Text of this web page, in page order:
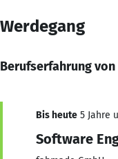
Werdegang
Berufserfahrung
Bis heute 5 Jahre
Software